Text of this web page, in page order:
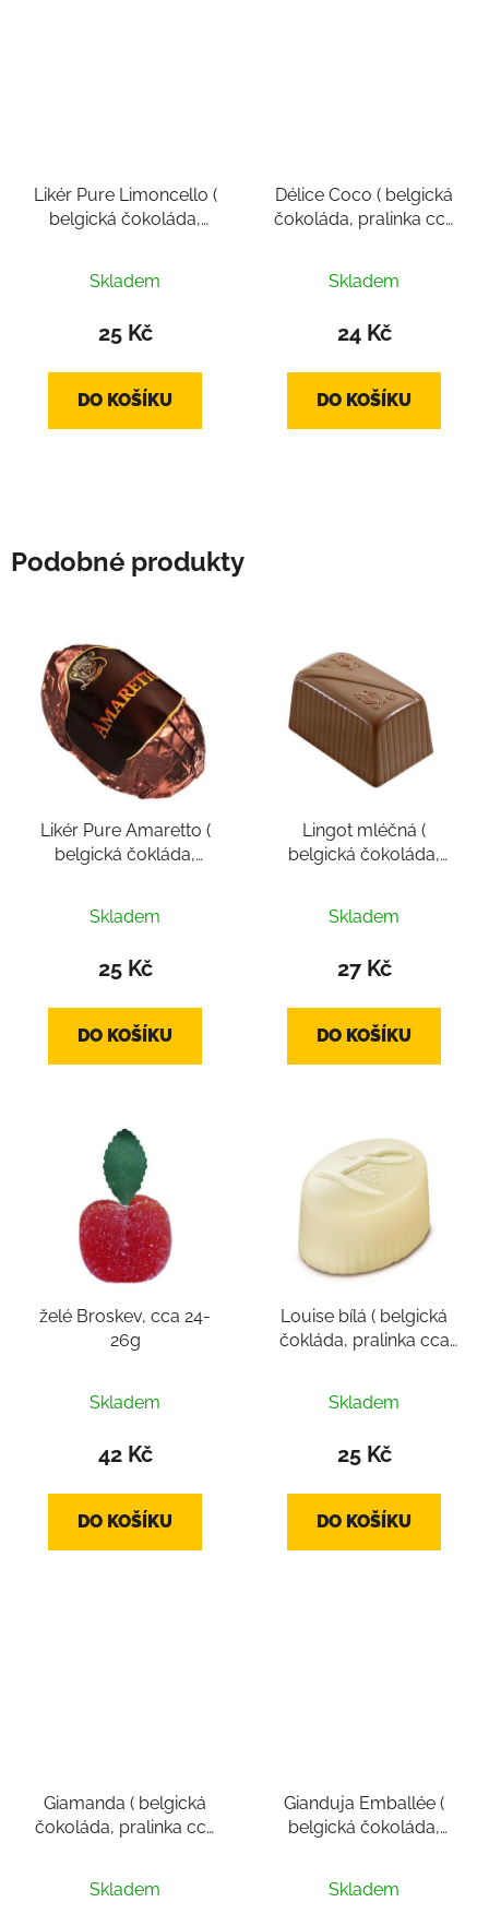
Likér Pure Limoncello (
belgická čokoláda,
Skladem
25 Kč
DO KOŠÍKU
Délice Coco ( belgická
čokoláda, pralinka cca
hodnocení
produktu
z
Skladem
24 Kč
DO KOŠÍKU
Podobné produkty
Likér Pure Amaretto (
belgická čokláda,
Skladem
25 Kč
DO KOŠÍKU
Lingot mléčná (
belgická čokoláda,
hodnocení
produktu
z
Skladem
27 Kč
DO KOŠÍKU
želé Broskev, cca 24-
26g
Skladem
42 Kč
DO KOŠÍKU
Louise bílá ( belgická
čokláda, pralinka cca
Skladem
25 Kč
DO KOŠÍKU
Giamanda ( belgická
čokoláda, pralinka cca
Skladem
Gianduja Emballée (
belgická čokoláda,
Skladem